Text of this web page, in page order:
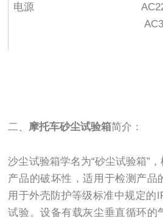
电源
二、 摩托车砂尘试验箱简介：
沙尘试验箱学名为“砂尘试验箱”
产品的破坏性，适用于检测产品
用于外壳防护等级标准中规定的
试验。设备有载灰尘垂直循环的